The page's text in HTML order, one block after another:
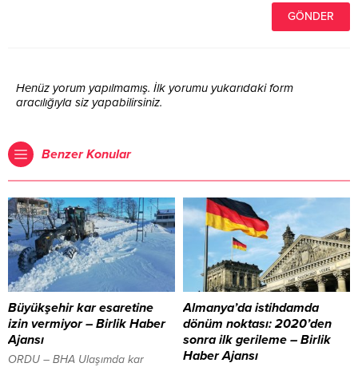
Henüz yorum yapılmamış. İlk yorumu yukarıdaki form
aracılığıyla siz yapabilirsiniz.
Benzer Konular
Büyükşehir kar esaretine
izin vermiyor – Birlik Haber
Ajansı
ORDU – BHA Ulaşımda kar
Almanya’da istihdamda
dönüm noktası: 2020’den
sonra ilk gerileme – Birlik
Haber Ajansı